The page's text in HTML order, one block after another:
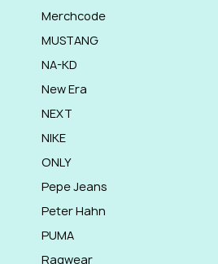
Merchcode
MUSTANG
NA-KD
New Era
NEXT
NIKE
ONLY
Pepe Jeans
Peter Hahn
PUMA
Ragwear